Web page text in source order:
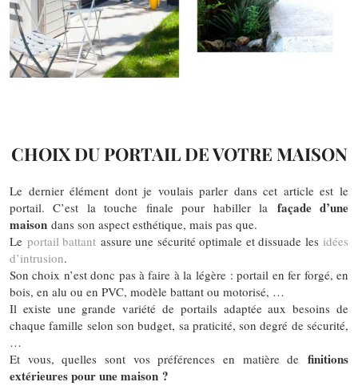
CHOIX DU PORTAIL DE VOTRE MAISON
Le dernier élément dont je voulais parler dans cet article est le
portail. C’est la touche finale pour habiller la façade d’une
maison dans son aspect esthétique, mais pas que.
Le portail battant assure une sécurité optimale et dissuade les idées
d’intrusion.
Son choix n’est donc pas à faire à la légère : portail en fer forgé, en
bois, en alu ou en PVC, modèle battant ou motorisé, …
Il existe une grande variété de portails adaptée aux besoins de
chaque famille selon son budget, sa praticité, son degré de sécurité,
…
Et vous, quelles sont vos préférences en matière de finitions
extérieures pour une maison ?